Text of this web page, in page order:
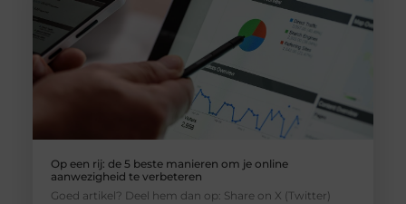
Op een rij: de 5 beste manieren om je online
aanwezigheid te verbeteren
Goed artikel? Deel hem dan op: Share on X (Twitter)